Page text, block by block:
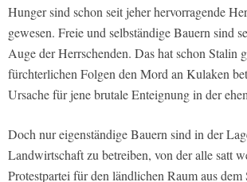
Hunger sind schon seit jeher hervorragende
gewesen. Freie und selbständige Bauern sind
Auge der Herrschenden. Das hat schon Stalin
fürchterlichen Folgen den Mord an Kulaken
Ursache für jene brutale Enteignung in der
Doch nur eigenständige Bauern sind in der
Landwirtschaft zu betreiben, von der alle satt
Protestpartei für den ländlichen Raum aus